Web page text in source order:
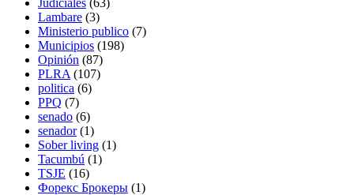
Judiciales (63)
Lambare (3)
Ministerio publico (7)
Municipios (198)
Opinión (87)
PLRA (107)
politica (6)
PPQ (7)
senado (6)
senador(1)
Sober living (1)
Tacumbú (1)
TSJE (16)
Форекс Брокеры (1)